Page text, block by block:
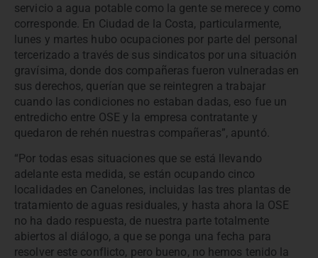
servicio a agua potable como la gente se merece y como
corresponde. En Ciudad de la Costa, particularmente,
lunes y martes hubo ocupaciones por parte del personal
tercerizado a través de sus sindicatos por una situación
gravísima, donde dos compañeras fueron vulneradas en
sus derechos, querían que se reintegren a trabajar
cuando las condiciones no estaban dadas, eso fue un
entredicho entre OSE y la empresa contratante y
quedaron de rehén nuestras compañeras”, apuntó.
“Por todas esas situaciones que se está llevando
adelante esta medida, se están ocupando cinco
localidades en Canelones, incluidas las tres plantas de
tratamiento de aguas residuales, y hasta ahora la OSE
no ha dado respuesta, de nuestra parte totalmente
abiertos al diálogo, a que se ponga una fecha para
resolver este conflicto, pero bueno, no hemos tenido la